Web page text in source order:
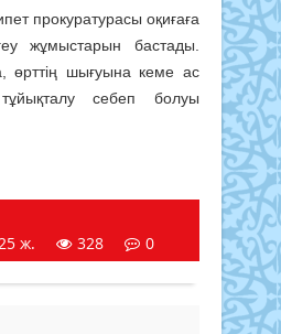
прокуратурасы оқиғаға
жұмыстарын бастады.
өрттің шығуына кеме ас
себеп болуы
ж.
328 0